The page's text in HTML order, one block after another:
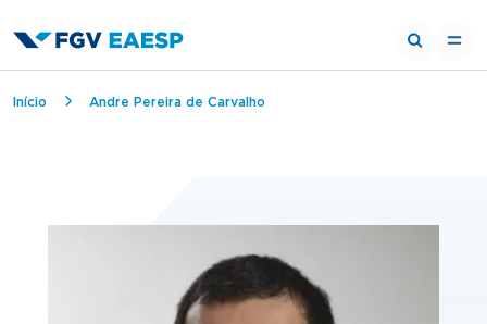
Breadcrumb
Início Andre Pereira de Carvalho